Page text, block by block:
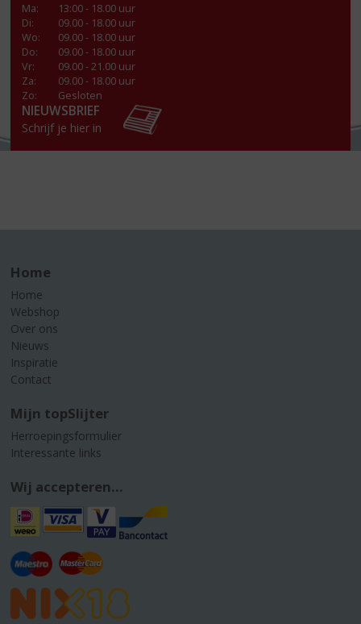
Ma:
13:00 - 18.00 uur
Di:
09.00 - 18.00 uur
Wo:
09.00 - 18.00 uur
Do:
09.00 - 18.00 uur
Vr:
09.00 - 21.00 uur
Za:
09.00 - 18.00 uur
Zo:
Gesloten
NIEUWSBRIEF
Schrijf je hier in
Home
Home
Webshop
Over ons
Nieuws
Inspiratie
Contact
Mijn topSlijter
Herroepingsformulier
Interessante links
Wij accepteren...